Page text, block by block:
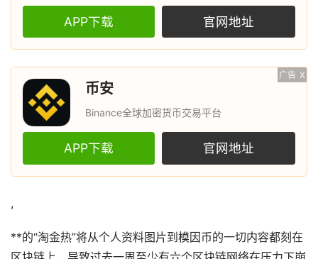
APP下载 官网地址
广告 X
币安
Binance全球加密货币交易平台
APP下载 官网地址
,
**的“淘金热”将从个人资料图片到模因币的一切内容都刻在